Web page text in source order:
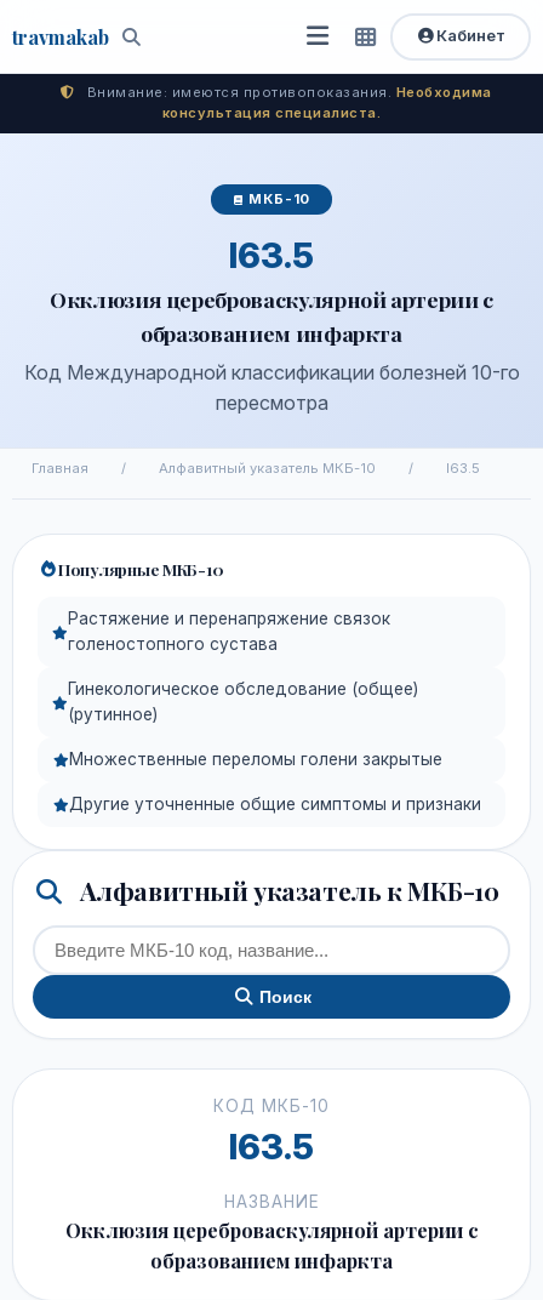
travmakab Поиск
Открыть
меню
Быстрый
доступ
Кабинет
Внимание: имеются противопоказания. Необходима
консультация специалиста.
МКБ-10
I63.5
Окклюзия цереброваскулярной артерии с
образованием инфаркта
Код Международной классификации болезней 10-го
пересмотра
Главная / Алфавитный указатель МКБ-10 / I63.5
Популярные МКБ-10
Растяжение и перенапряжение связок
голеностопного сустава
Гинекологическое обследование (общее)
(рутинное)
Множественные переломы голени закрытые
Другие уточненные общие симптомы и признаки
Алфавитный указатель к МКБ-10
Поиск
КОД МКБ-10
I63.5
НАЗВАНИЕ
Окклюзия цереброваскулярной артерии с
образованием инфаркта